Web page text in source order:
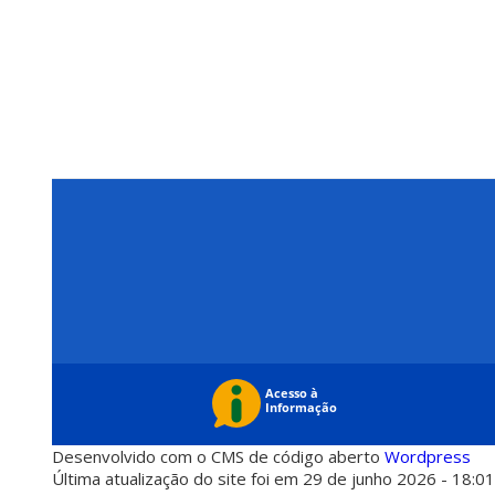
Desenvolvido com o CMS de código aberto Wordpress
Última atualização do site foi em 29 de junho 2026 -